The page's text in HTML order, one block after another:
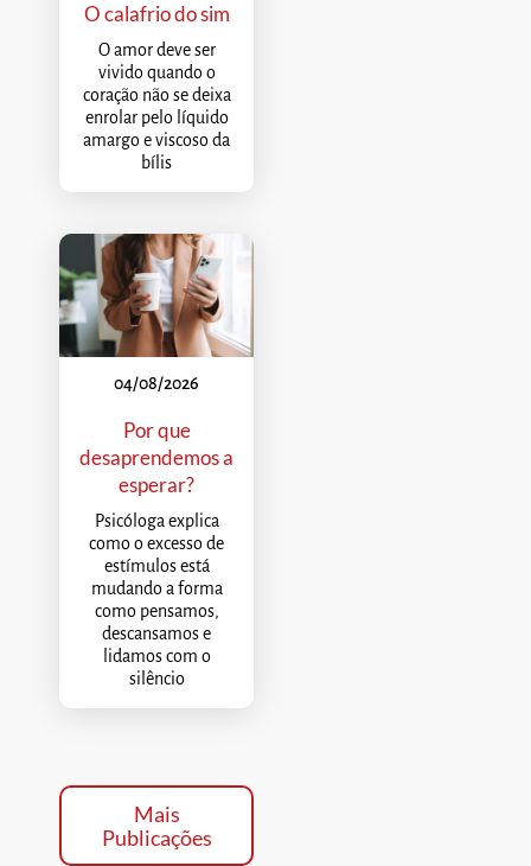
O calafrio do sim
O amor deve ser
vivido quando o
coração não se deixa
enrolar pelo líquido
amargo e viscoso da
bílis
04/08/2026
Por que
desaprendemos a
esperar?
Psicóloga explica
como o excesso de
estímulos está
mudando a forma
como pensamos,
descansamos e
lidamos com o
silêncio
Mais
Publicações